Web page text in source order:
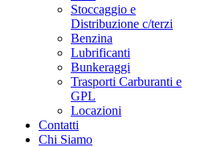
Stoccaggio e
Distribuzione c/terzi
Benzina
Lubrificanti
Bunkeraggi
Trasporti Carburanti e
GPL
Locazioni
Contatti
Chi Siamo